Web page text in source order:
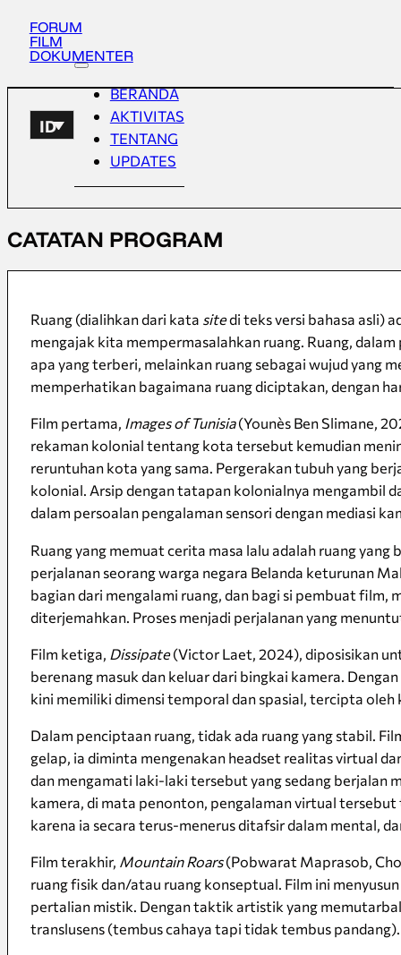
FORUM
FILM
DOKUMENTER
BERANDA
AKTIVITAS
TENTANG
UPDATES
ID
CATATAN PROGRAM
Ruang (dialihkan dari kata sitedi teks versi bahasa asli)
mengajak kita mempermasalahkan ruang. Ruang,
apa yang terberi, melainkan ruang sebagai wujud yang
memperhatikan bagaimana ruang diciptakan, dengan
Film pertama, Images of Tunisia(Younès Ben Slimane,
rekaman kolonial tentang kota tersebut kemudian
reruntuhan kota yang sama. Pergerakan tubuh yang
kolonial. Arsip dengan tatapan kolonialnya mengambil
dalam persoalan pengalaman sensori dengan mediasi
Ruang yang memuat cerita masa lalu adalah ruang
perjalanan seorang warga negara Belanda keturunan
bagian dari mengalami ruang, dan bagi si pembuat
diterjemahkan. Proses menjadi perjalanan yang
Film ketiga, Dissipate(Victor Laet, 2024), diposisikan
berenang masuk dan keluar dari bingkai kamera.
kini memiliki dimensi temporal dan spasial, tercipta oleh
Dalam penciptaan ruang, tidak ada ruang yang stabil.
gelap, ia diminta mengenakan headset realitas virtual
dan mengamati laki-laki tersebut yang sedang berjalan
kamera, di mata penonton, pengalaman virtual
karena ia secara terus-menerus ditafsir dalam mental,
Film terakhir, Mountain Roars(Pobwarat Maprasob,
ruang fisik dan/atau ruang konseptual. Film ini
pertalian mistik. Dengan taktik artistik yang
translusens (tembus cahaya tapi tidak tembus